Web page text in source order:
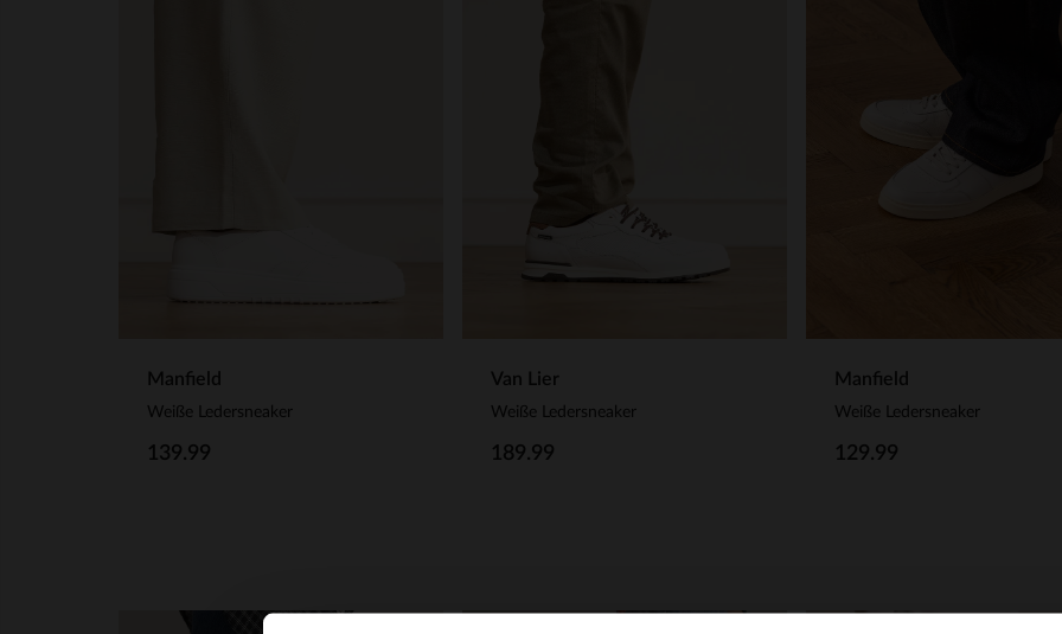
Manfield
Weiße Ledersneaker
139.99
Van Lier
Weiße Ledersneaker
189.99
Manfield
Weiße Ledersneaker
129.99